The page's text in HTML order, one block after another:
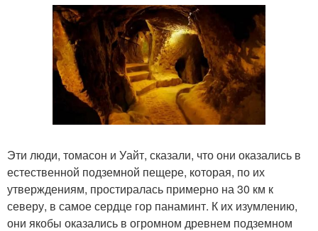
Эти люди, томасон и Уайт, сказали, что они оказались в
естественной подземной пещере, которая, по их
утверждениям, простиралась примерно на 30 км к
северу, в самое сердце гор панаминт. К их изумлению,
они якобы оказались в огромном древнем подземном